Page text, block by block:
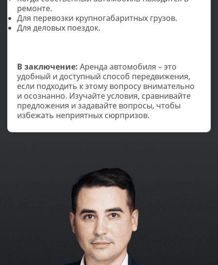
ремонте.
Для перевозки крупногабаритных грузов.
Для деловых поездок.
В заключение: Аренда автомобиля – это
удобный и доступный способ передвижения,
если подходить к этому вопросу внимательно
и осознанно. Изучайте условия, сравнивайте
предложения и задавайте вопросы, чтобы
избежать неприятных сюрпризов.